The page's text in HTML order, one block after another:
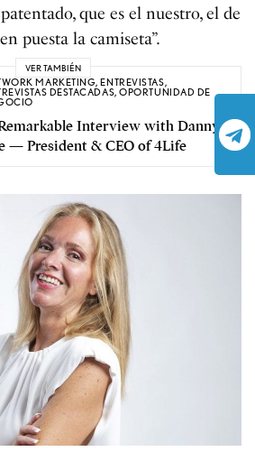
que es el nuestro, el de
puesta la camiseta”.
VER TAMBIÉN
MARKETING,ENTREVISTAS,
DESTACADAS,OPORTUNIDAD DE
Interview with Danny
— President & CEO of 4Life